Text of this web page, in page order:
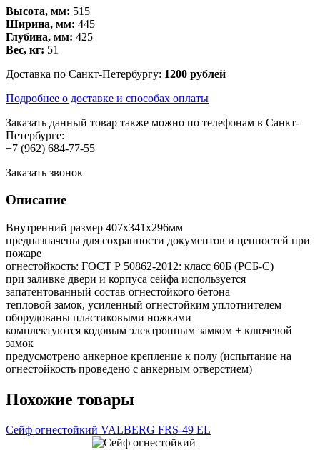
Высота, мм: 515
Ширина, мм: 445
Глубина, мм: 425
Вес, кг: 51
Доставка по Санкт-Петербургу: 1200 рублей
Подробнее о доставке и способах оплаты
Заказать данный товар также можно по телефонам в Санкт-
Петербурге:
+7 (962) 684-77-55
Заказать звонок
Описание
Внутренний размер 407x341x296мм
предназначены для сохранности документов и ценностей при
пожаре
огнестойкость: ГОСТ Р 50862-2012: класс 60Б (РСБ-С)
при заливке двери и корпуса сейфа используется
запатентованный состав огнестойкого бетона
тепловой замок, усиленный огнестойким уплотнителем
оборудованы пластиковыми ножками
комплектуются кодовым электронным замком + ключевой
замок
предусмотрено анкерное крепление к полу (испытание на
огнестойкость проведено с анкерным отверстием)
Похожие товары
Сейф огнестойкий VALBERG FRS-49 ЕL